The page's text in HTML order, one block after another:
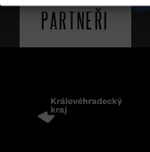
PARTNEŘI